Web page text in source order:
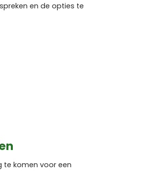
en de opties te
te komen voor een